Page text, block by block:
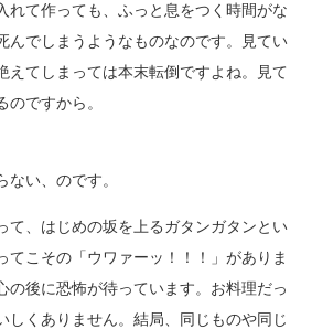
れて作っても、ふっと息をつく時間がな
んでしまうようなものなのです。見てい
えてしまっては本末転倒ですよね。見て
のですから。
い、のです。
て、はじめの坂を上るガタンガタンとい
てこその「ウワァーッ！！！」がありま
の後に恐怖が待っています。お料理だっ
しくありません。結局、同じものや同じ